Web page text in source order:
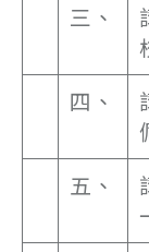
三、
四、
五、